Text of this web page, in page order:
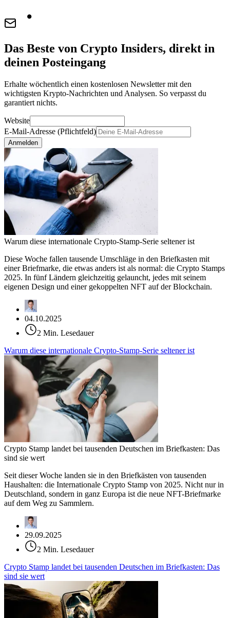
Das Beste von Crypto Insiders, direkt in
deinen Posteingang
Erhalte wöchentlich einen kostenlosen Newsletter mit den
wichtigsten Krypto-Nachrichten und Analysen. So verpasst du
garantiert nichts.
Website
E-Mail-Adresse (Pflichtfeld)
Anmelden
Warum diese internationale Crypto-Stamp-Serie seltener ist
Diese Woche fallen tausende Umschläge in den Briefkasten mit
einer Briefmarke, die etwas anders ist als normal: die Crypto Stamps
2025. In fünf Ländern gleichzeitig gelauncht, jedes mit seinem
eigenen Design und einer gekoppelten NFT auf der Blockchain.
04.10.2025
2 Min. Lesedauer
Warum diese internationale Crypto-Stamp-Serie seltener ist
Crypto Stamp landet bei tausenden Deutschen im Briefkasten: Das
sind sie wert
Seit dieser Woche landen sie in den Briefkästen von tausenden
Haushalten: die Internationale Crypto Stamp von 2025. Nicht nur in
Deutschland, sondern in ganz Europa ist die neue NFT-Briefmarke
auf dem Weg zu Sammlern.
29.09.2025
2 Min. Lesedauer
Crypto Stamp landet bei tausenden Deutschen im Briefkasten: Das
sind sie wert